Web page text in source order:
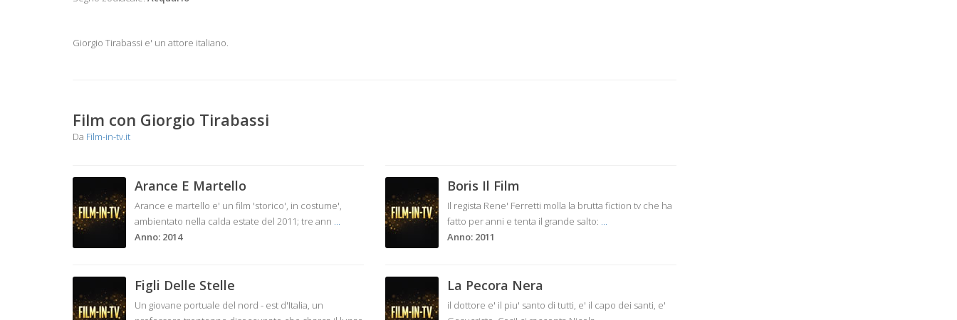
Giorgio Tirabassi e' un attore italiano.
Film con Giorgio Tirabassi
Da Film-in-tv.it
Arance E Martello
Arance e martello e' un film 'storico', in costume',
ambientato nella calda estate del 2011; tre ann ...
Anno: 2014
Boris Il Film
Il regista Rene' Ferretti molla la brutta fiction tv che ha
fatto per anni e tenta il grande salto: ...
Anno: 2011
Figli Delle Stelle
Un giovane portuale del nord - est d'Italia, un
La Pecora Nera
il dottore e' il piu' santo di tutti, e' il capo dei santi, e'